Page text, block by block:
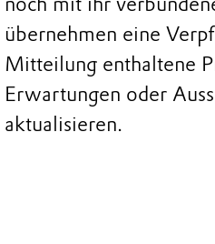
übernehmen eine
Mitteilung enthaltene
Erwartungen oder
aktualisieren.